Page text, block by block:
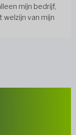
mijn bedrijf,
welzijn van mijn